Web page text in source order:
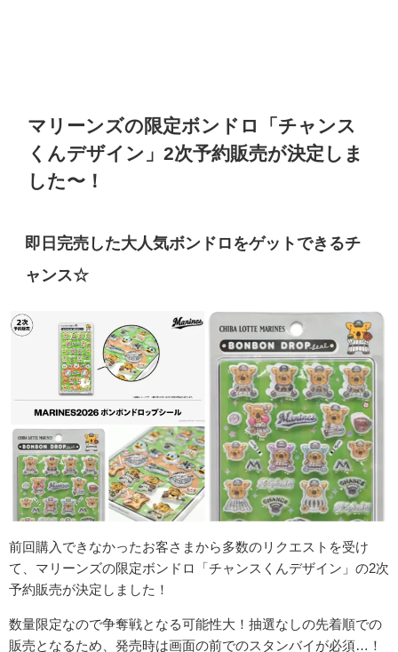
マリーンズの限定ボンドロ「チャンス
くんデザイン」 2次予約販売が決定しま
した〜！
即日完売した大人気ボンドロをゲットできるチ
ャンス☆
前回購入できなかったお客さまから多数のリクエストを受け
て、マリーンズの限定ボンドロ「チャンスくんデザイン」の2次
予約販売が決定しました！
数量限定なので争奪戦となる可能性大！抽選なしの先着順での
販売となるため、発売時は画面の前でのスタンバイが必須…！